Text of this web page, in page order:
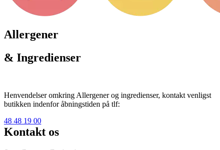
Allergener
& Ingredienser
Henvendelser omkring Allergener og ingredienser, kontakt venligst
butikken indenfor åbningstiden på tlf:
48 48 19 00
Kontakt os